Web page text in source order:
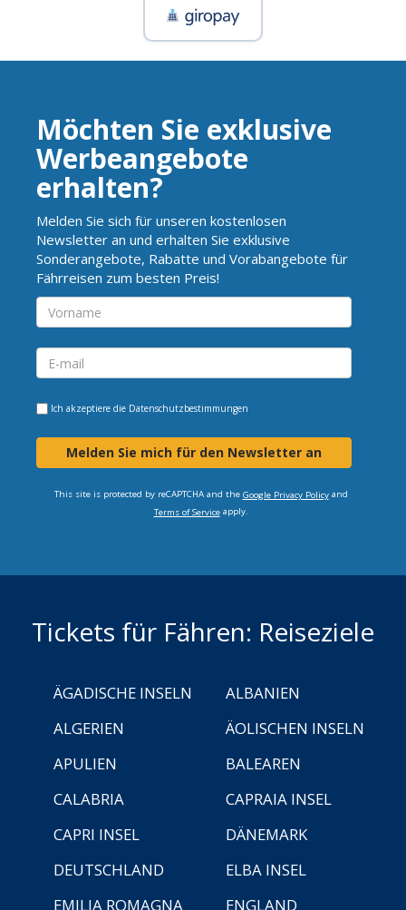
Möchten Sie exklusive
Werbeangebote
erhalten?
Melden Sie sich für unseren kostenlosen
Newsletter an und erhalten Sie exklusive
Sonderangebote, Rabatte und Vorabangebote für
Fährreisen zum besten Preis!
Ich akzeptiere die Datenschutzbestimmungen
Melden Sie mich für den Newsletter an
This site is protected by reCAPTCHA and the Google Privacy Policyand
Terms of Serviceapply.
Tickets für Fähren: Reiseziele
ÄGADISCHE INSELN
ALBANIEN
ALGERIEN
ÄOLISCHEN INSELN
APULIEN
BALEAREN
CALABRIA
CAPRAIA INSEL
CAPRI INSEL
DÄNEMARK
DEUTSCHLAND
ELBA INSEL
EMILIA ROMAGNA
ENGLAND